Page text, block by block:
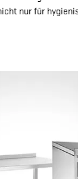
nur für